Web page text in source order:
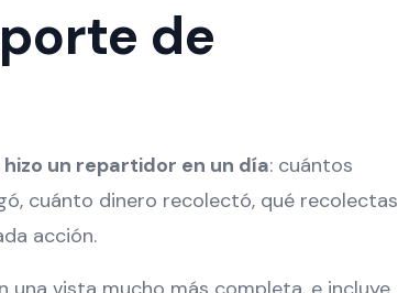
de
un repartidor en un día: cuántos
cuánto dinero recolectó, qué recolectas
acción.